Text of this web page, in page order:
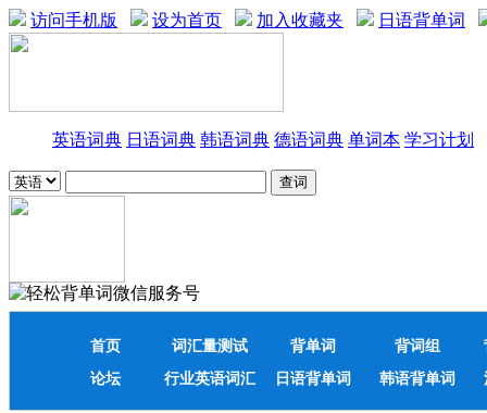
访问手机版 设为首页 加入收藏夹 日语背单词
英语词典 日语词典 韩语词典 德语词典 单词本 学习计划
首页 词汇量测试 背单词 背词组
论坛
行业英语词汇 日语背单词 韩语背单词